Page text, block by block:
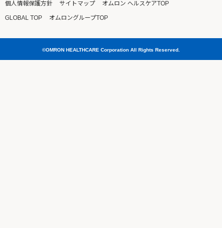
個人情報保護方針 サイトマップ オムロン ヘルスケアTOP
GLOBAL TOP オムロングループTOP
©OMRON HEALTHCARE Corporation All Rights Reserved.